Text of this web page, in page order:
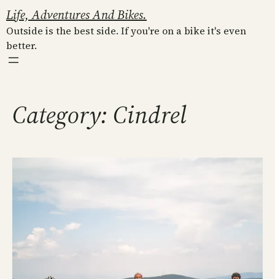
Skip
to
content
Life, Adventures And Bikes.
Outside is the best side. If you're on a bike it's even
better.
Category: Cindrel